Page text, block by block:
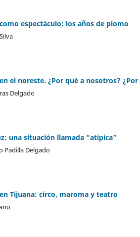
espectáculo: los años de plomo
el noreste. ¿Por qué a nosotros? ¿Por
Delgado
una situación llamada “atípica”
Padilla Delgado
Tijuana: circo, maroma y teatro